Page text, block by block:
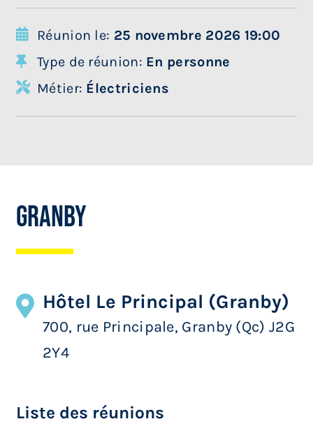
Réunion le: 25 novembre 2026 19:00
Type de réunion: En personne
Métier: Électriciens
Granby
Hôtel Le Principal (Granby)
700, rue Principale, Granby (Qc) J2G
2Y4
Liste des réunions